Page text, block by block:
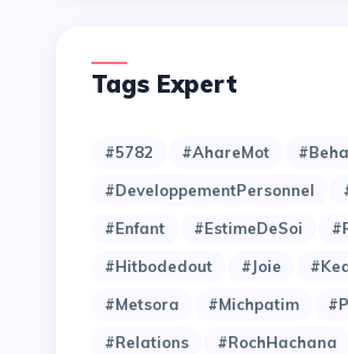
Tags Expert
#5782 #AhareMot
#DeveloppementPersonnel
#Enfant
#EstimeDeSoi
#Hitbodedout
#Joie
#Metsora
#Michpatim
#Relations
#RochHachana